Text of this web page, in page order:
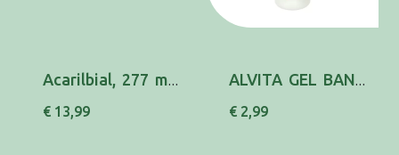
Acarilbial, 277 mg/mL-200mL x 1 sol cut
€ 13,99
ALVITA GEL BANHO HIDRAT 300ML
€ 2,99